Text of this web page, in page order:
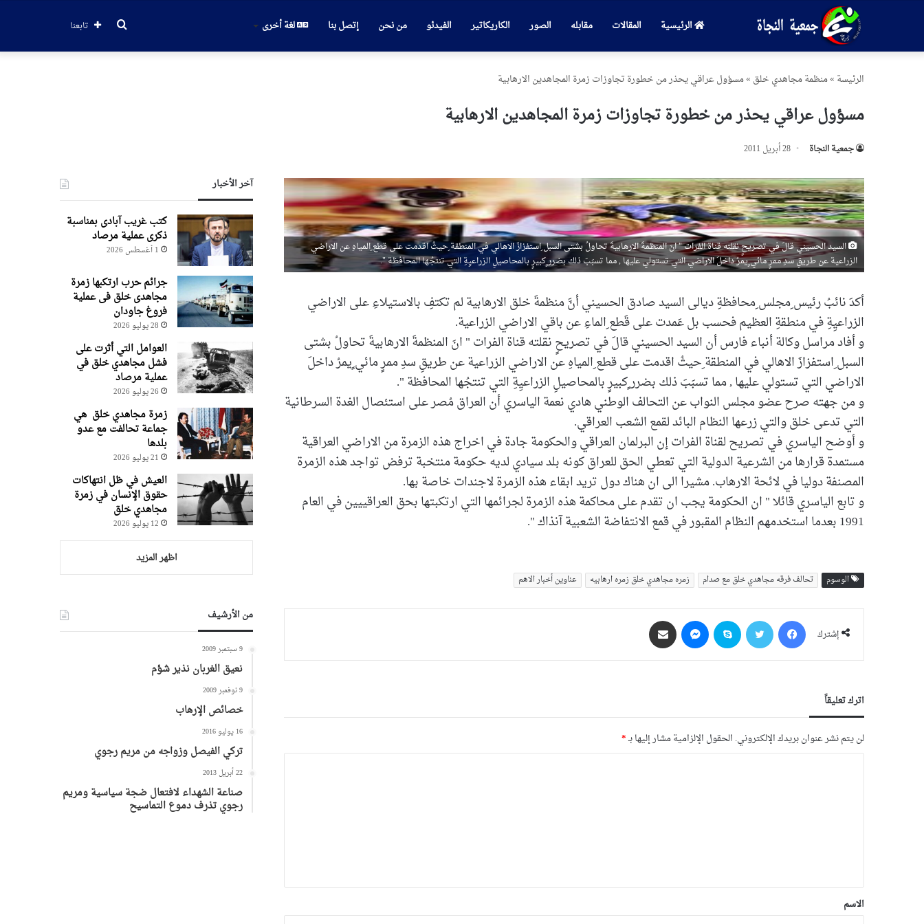
الرئيسية المقالات مقابله الصور الكاريكاتير الفيدئو من نحن إتصل بنا لغة أخرى تابعنا بحث
الرئیسة »منظمة مجاهدي خلق »مسؤول عراقي يحذر من خطورة تجاوزات زمرة المجاهدين الارهابية
مسؤول عراقي يحذر من خطورة تجاوزات زمرة المجاهدين الارهابية
جمعیة النجاة 28 أبريل 2011
السيد الحسيني قالَ في تصريحٍ نقلته قناة الفرات " انَ المنظمةَ الارهابيةَ تحاولُ بشتى السبل ِاستفزازَ الاهالي في المنطقة ِحيثُ اقدمت على قطع ِالمياهِ عن الاراضي
الزراعية عن طريقِ سدِ ممرٍ مائي ٍيمرُ داخلَ الاراضي التي تستولي عليها , مما تسبَبَ ذلك بضرر ٍكبيرٍ بالمحاصيلِ الزراعيِةِ التي تنتجُها المحافظة ".
أكدَ نائبُ رئيس ِمجلس ِمحافظةِ ديالى السيد صادق الحسيني أنَّ منظمةَ خلق الارهابية لم تكتفِ بالاستيلاءِ على الاراضي
الزراعيِةِ في منطقةِ العظيم فحسب بل عَمدت على قَطع ِالماءِ عن باقي الاراضي الزراعية.
و أفاد مراسل وكالة أنباء فارس أن السيد الحسيني قالَ في تصريحٍ نقلته قناة الفرات " انَ المنظمةَ الارهابيةَ تحاولُ بشتى
السبل ِاستفزازَ الاهالي في المنطقة ِحيثُ اقدمت على قطع ِالمياهِ عن الاراضي الزراعية عن طريقِ سدِ ممرٍ مائي ٍيمرُ داخلَ
الاراضي التي تستولي عليها , مما تسبَبَ ذلك بضرر ٍكبيرٍ بالمحاصيلِ الزراعيِةِ التي تنتجُها المحافظة ".
و من جهته صرح عضو مجلس النواب عن التحالف الوطني هادي نعمة الياسري أن العراق مُصر على استئصال الغدة السرطانية
التي تدعى خلق والتي زرعها النظام البائد لقمع الشعب العراقي.
و أوضح الياسري في تصريح لقناة الفرات إن البرلمان العراقي والحكومة جادة في اخراج هذه الزمرة من الاراضي العراقية
مستمدة قرارها من الشرعية الدولية التي تعطي الحق للعراق كونه بلد سيادي لديه حكومة منتخبة ترفض تواجد هذه الزمرة
المصنفة دوليا في لائحة الارهاب. مشيرا الى ان هناك دول تريد ابقاء هذه الزمرة لاجندات خاصة بها.
و تابع الياسري قائلا " ان الحكومة يجب ان تقدم على محاكمة هذه الزمرة لجرائمها التي ارتكبتها بحق العراقييين في العام
1991 بعدما استخدمهم النظام المقبور في قمع الانتفاضة الشعبية آنذاك ".
الوسوم تحالف فرقه مجاهدي خلق مع صدام زمره مجاهدي خلق زمره ارهابیه عناوین أخبار الاهم
إشترك
فيسبوك سكايب ماسنجر
اترك تعليقاً
لن يتم نشر عنوان بريدك الإلكتروني. الحقول الإلزامية مشار إليها بـ*
الاسم
آخر الأخبار
کتب غریب آبادی بمناسبة
ذکری عملیة مرصاد
1 أغسطس 2026
جرائم حرب ارتکبها زمرة
مجاهدی خلق فی عملیة
فروغ جاودان
28 يوليو 2026
العوامل التي أثرت على
فشل مجاهدي خلق في
عملية مرصاد
26 يوليو 2026
زمرة مجاهدي خلق هي
جماعة تحالفت مع عدو
بلدها
21 يوليو 2026
العيش في ظل انتهاكات
حقوق الإنسان في زمرة
مجاهدي خلق
12 يوليو 2026
اظهر المزيد
من الأرشيف
9 سبتمبر 2009
نعيق الغربان نذير شؤم
9 نوفمبر 2009
خصائص الإرهاب
16 يوليو 2016
تركي الفيصل وزواجه من مريم رجوي
22 أبريل 2013
صناعة الشهداء لافتعال ضجة سياسية ومريم
رجوي تذرف دموع التماسيح